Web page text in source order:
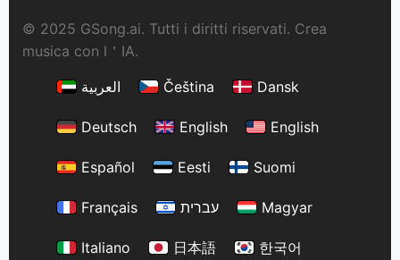
© 2025 GSong.ai. Tutti i diritti riservati. Crea
musica con l＇IA.
العربية
Čeština Dansk
Deutsch English English
Español Eesti Suomi
Français עברית Magyar
Italiano 日本語 한국어